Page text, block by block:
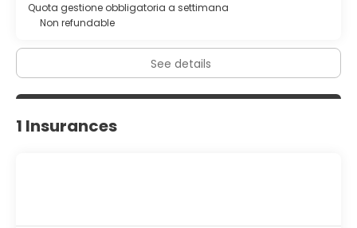
Quota gestione obbligatoria a settimana
Non refundable
See details
1 Insurances